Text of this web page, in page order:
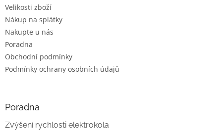
Velikosti zboží
Nákup na splátky
Nakupte u nás
Poradna
Obchodní podmínky
Podmínky ochrany osobních údajů
Poradna
Zvýšení rychlosti elektrokola